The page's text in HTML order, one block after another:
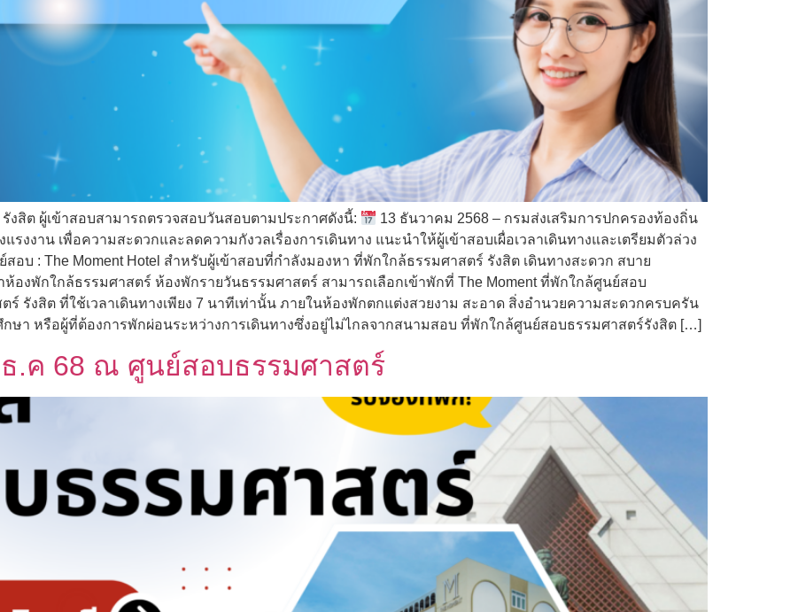
สิต ผู้เข้าสอบสามารถตรวจสอบวันสอบตามประกาศดังนี้:
13 ธันวาคม 2568 – กรมส่งเสริมการปกครองท้องถิ่น
งงาน เพื่อความสะดวกและลดความกังวลเรื่องการเดินทาง แนะนำให้ผู้เข้าสอบเผื่อเวลาเดินทางและเตรียมตัวล่วง
อบ : The Moment Hotel สำหรับผู้เข้าสอบที่กำลังมองหา ที่พักใกล้ธรรมศาสตร์ รังสิต เดินทางสะดวก สบาย
งพักใกล้ธรรมศาสตร์ ห้องพักรายวันธรรมศาสตร์ สามารถเลือกเข้าพักที่ The Moment ที่พักใกล้ศูนย์สอบ
รังสิต ที่ใช้เวลาเดินทางเพียง 7 นาทีเท่านั้น ภายในห้องพักตกแต่งสวยงาม สะอาด สิ่งอำนวยความสะดวกครบครัน
ษา หรือผู้ที่ต้องการพักผ่อนระหว่างการเดินทางซึ่งอยู่ไม่ไกลจากสนามสอบ ที่พักใกล้ศูนย์สอบธรรมศาสตร์รังสิต […]
.ค 68 ณ ศูนย์สอบธรรมศาสตร์